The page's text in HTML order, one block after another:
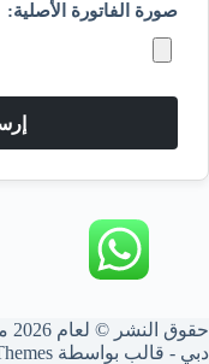
صورة الفاتورة الأصلية:
دبي - قالب بواسطة